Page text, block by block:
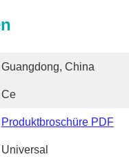
Guangdong, China
Ce
Produktbroschüre PDF
Universal